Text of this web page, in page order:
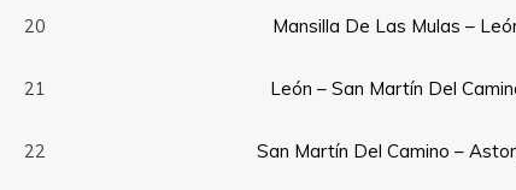
20 Mansilla De Las Mulas –
21 León – San Martín Del
22 San Martín Del Camino –